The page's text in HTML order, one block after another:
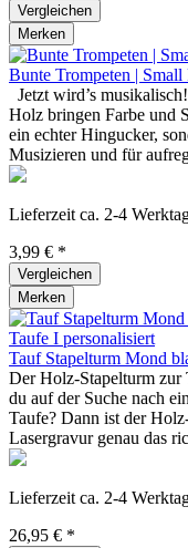
Vergleichen
Merken
Bunte Trompeten | Small
Jetzt wird’s
Holz bringen Farbe und
ein echter Hingucker,
Musizieren und für
Lieferzeit ca. 2-4
3,99 € *
Vergleichen
Merken
Tauf Stapelturm Mond
Der Holz-Stapelturm zur
du auf der Suche nach
Taufe? Dann ist der
Lasergravur genau das
Lieferzeit ca. 2-4
26,95 € *